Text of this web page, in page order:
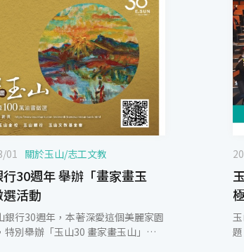
01 關於玉山/志工文教
30週年 舉辦「畫家畫玉
活動
銀行30週年，本著深愛這個美麗家園
特別舉辦「玉山30 畫家畫玉山」活